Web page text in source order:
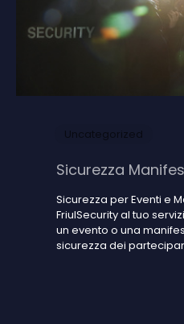
Uncategorized
Sicurezza
Sicurezza per Eventi e
FriulSecurity al tuo
un evento o una
sicurezza dei